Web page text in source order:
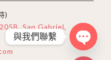
)
San Gabriel,
與我們聯繫